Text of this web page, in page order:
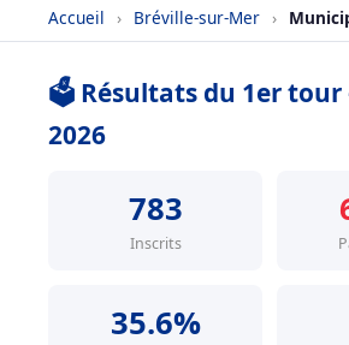
Accueil › Bréville-sur-Mer ›
🗳️ Résultats du 1er
2026
783
Inscrits
35.6%